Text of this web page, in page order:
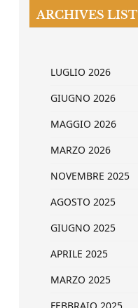
ARCHIVES LIST
LUGLIO 2026
GIUGNO 2026
MAGGIO 2026
MARZO 2026
NOVEMBRE 2025
AGOSTO 2025
GIUGNO 2025
APRILE 2025
MARZO 2025